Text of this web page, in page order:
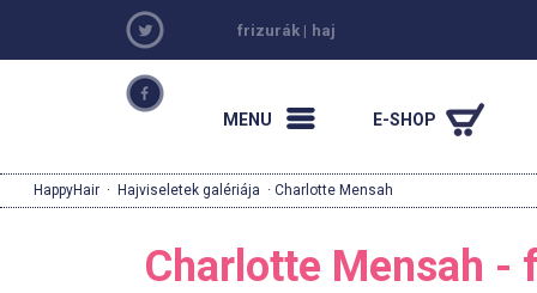
frizurák | haj
MENU E-SHOP
HappyHair · Hajviseletek galériája · Charlotte Mensah
Charlotte Mensah -